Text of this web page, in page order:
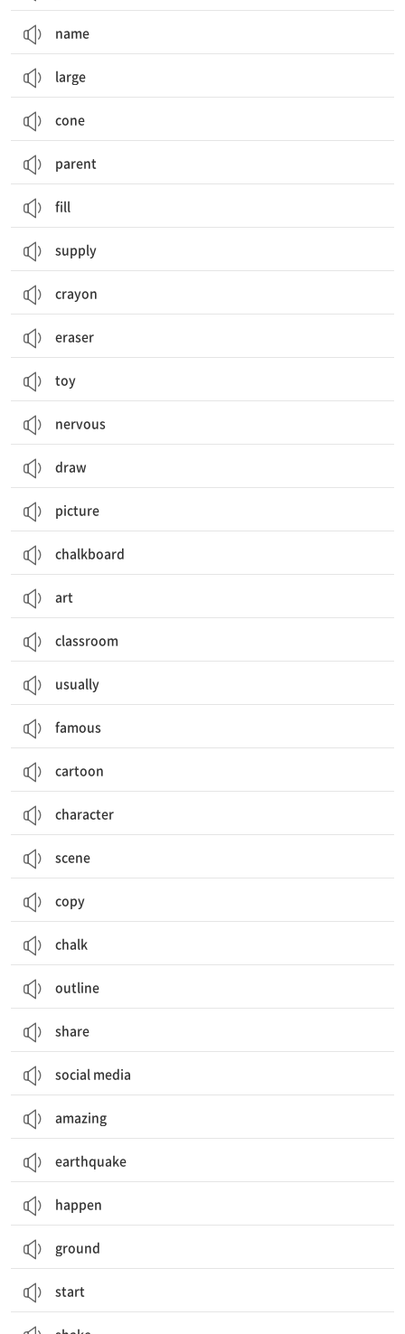
name
large
cone
parent
fill
supply
crayon
eraser
toy
nervous
draw
picture
chalkboard
art
classroom
usually
famous
cartoon
character
scene
copy
chalk
outline
share
social media
amazing
earthquake
happen
ground
start